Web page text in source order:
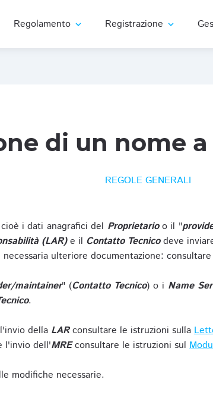
Regolamento expand_more Registrazione expand_more
di un nome
REGOLE GENERALI
i dati anagrafici del Proprietarioo il "
(LAR)e il Contatto Tecnicodeve
ulteriore documentazione:
maintainer" (Contatto Tecnico) o i Name
.
della LARconsultare le istruzioni sulla
l'invio dell'MREconsultare le istruzioni sul
modifiche necessarie.